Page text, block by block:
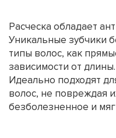
Расческа обладает
Уникальные зубчики
типы волос, как
зависимости от длины.
Идеально подходят
волос, не повреждая
безболезненное и